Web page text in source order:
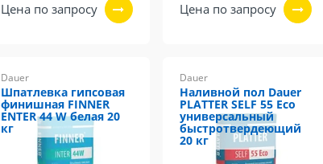
Цена по запросу Цена по запросу
Dauer
Шпатлевка гипсовая
финишная FINNER
ENTER 44 W белая 20
кг
Dauer
Наливной пол Dauer
PLATTER SELF 55 Eco
универсальный
быстротвердеющий
20 кг